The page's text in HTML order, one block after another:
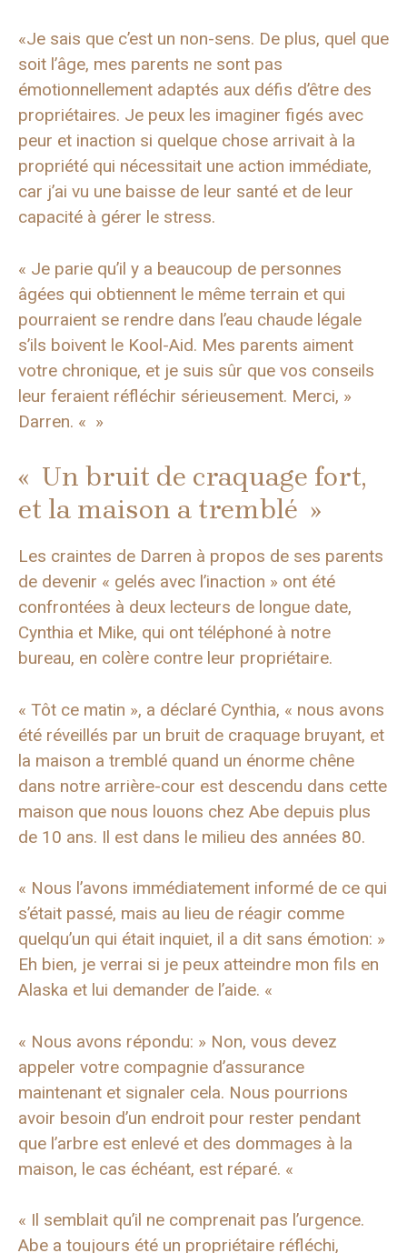
«Je sais que c’est un non-sens. De plus, quel que
soit l’âge, mes parents ne sont pas
émotionnellement adaptés aux défis d’être des
propriétaires. Je peux les imaginer figés avec
peur et inaction si quelque chose arrivait à la
propriété qui nécessitait une action immédiate,
car j’ai vu une baisse de leur santé et de leur
capacité à gérer le stress.
« Je parie qu’il y a beaucoup de personnes
âgées qui obtiennent le même terrain et qui
pourraient se rendre dans l’eau chaude légale
s’ils boivent le Kool-Aid. Mes parents aiment
votre chronique, et je suis sûr que vos conseils
leur feraient réfléchir sérieusement. Merci, »
Darren. « »
« Un bruit de craquage fort,
et la maison a tremblé »
Les craintes de Darren à propos de ses parents
de devenir « gelés avec l’inaction » ont été
confrontées à deux lecteurs de longue date,
Cynthia et Mike, qui ont téléphoné à notre
bureau, en colère contre leur propriétaire.
« Tôt ce matin », a déclaré Cynthia, « nous avons
été réveillés par un bruit de craquage bruyant, et
la maison a tremblé quand un énorme chêne
dans notre arrière-cour est descendu dans cette
maison que nous louons chez Abe depuis plus
de 10 ans. Il est dans le milieu des années 80.
« Nous l’avons immédiatement informé de ce qui
s’était passé, mais au lieu de réagir comme
quelqu’un qui était inquiet, il a dit sans émotion: »
Eh bien, je verrai si je peux atteindre mon fils en
Alaska et lui demander de l’aide. «
« Nous avons répondu: » Non, vous devez
appeler votre compagnie d’assurance
maintenant et signaler cela. Nous pourrions
avoir besoin d’un endroit pour rester pendant
que l’arbre est enlevé et des dommages à la
maison, le cas échéant, est réparé. «
« Il semblait qu’il ne comprenait pas l’urgence.
Abe a toujours été un propriétaire réfléchi,